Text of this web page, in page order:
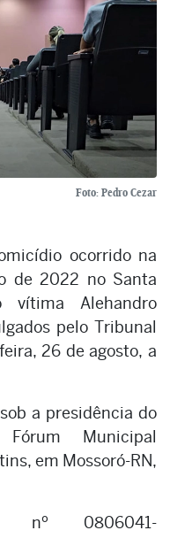
Foto: Pedro Cezar
ocorrido na
de 2022 no Santa
vítima Alehandro
pelo Tribunal
26 de agosto, a
a presidência do
Municipal
em Mossoró-RN,
nº 0806041-